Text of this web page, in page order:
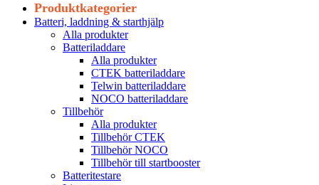
Produktkategorier
Batteri, laddning & starthjälp
Alla produkter
Batteriladdare
Alla produkter
CTEK batteriladdare
Telwin batteriladdare
NOCO batteriladdare
Tillbehör
Alla produkter
Tillbehör CTEK
Tillbehör NOCO
Tillbehör till startbooster
Batteritestare